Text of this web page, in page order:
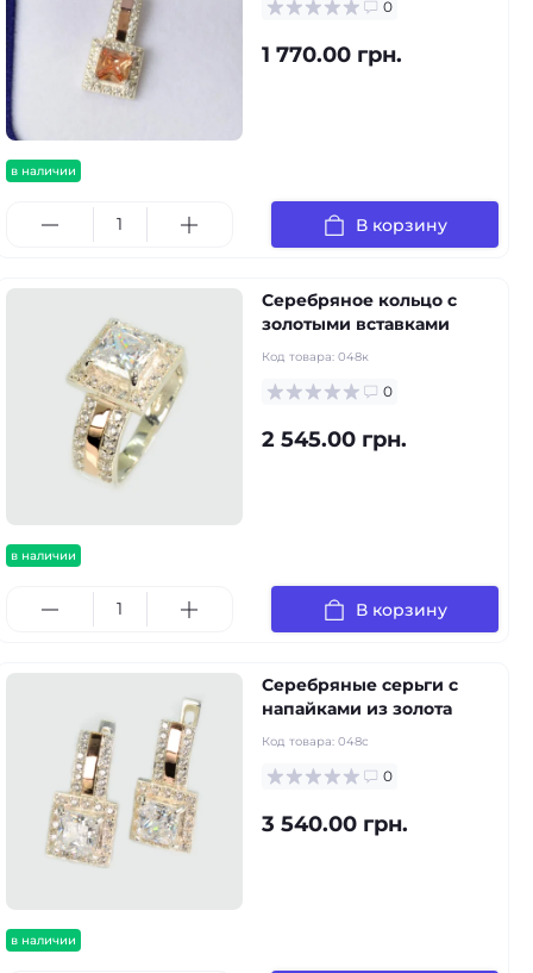
в наличии
0
1 770.00 грн.
В корзину
в наличии
Серебряное кольцо с
золотыми вставками
Код товара: 048к
0
2 545.00 грн.
В корзину
в наличии
Серебряные серьги с
напайками из золота
Код товара: 048с
0
3 540.00 грн.